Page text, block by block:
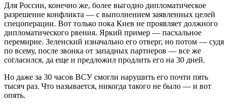
Для России, конечно же, более выгодно дипломатическое
разрешение конфликта — с выполнением заявленных целей
спецоперации. Вот только пока Киев не проявляет должного
дипломатического рвения. Яркий пример — пасхальное
перемирие. Зеленский изначально его отверг, но потом — судя
по всему, после звонка от западных партнеров — все же
согласился, да еще и предложил продлить его на 30 дней.
Но даже за 30 часов ВСУ смогли нарушить его почти пять
тысяч раз. Что называется, никогда такого не было — и вот
опять.